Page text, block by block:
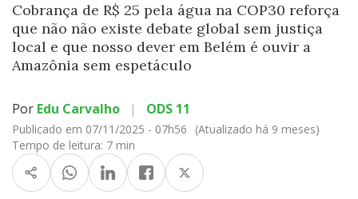
Cobrança de R$ 25 pela água na COP30 reforça
que não não existe debate global sem justiça
local e que nosso dever em Belém é ouvir a
Amazônia sem espetáculo
Por Edu Carvalho | ODS 11
Publicado em 07/11/2025 - 07h56
(Atualizado há 9 meses)
Tempo de leitura: 7 min